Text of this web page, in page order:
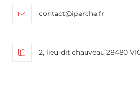
contact@iperche.fr
2, lieu-dit chauveau 28480